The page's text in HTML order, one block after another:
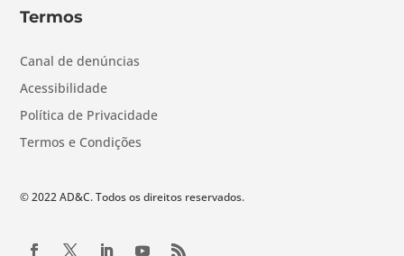
Termos
Canal de denúncias
Acessibilidade
Política de Privacidade
Termos e Condições
© 2022 AD&C. Todos os direitos reservados.